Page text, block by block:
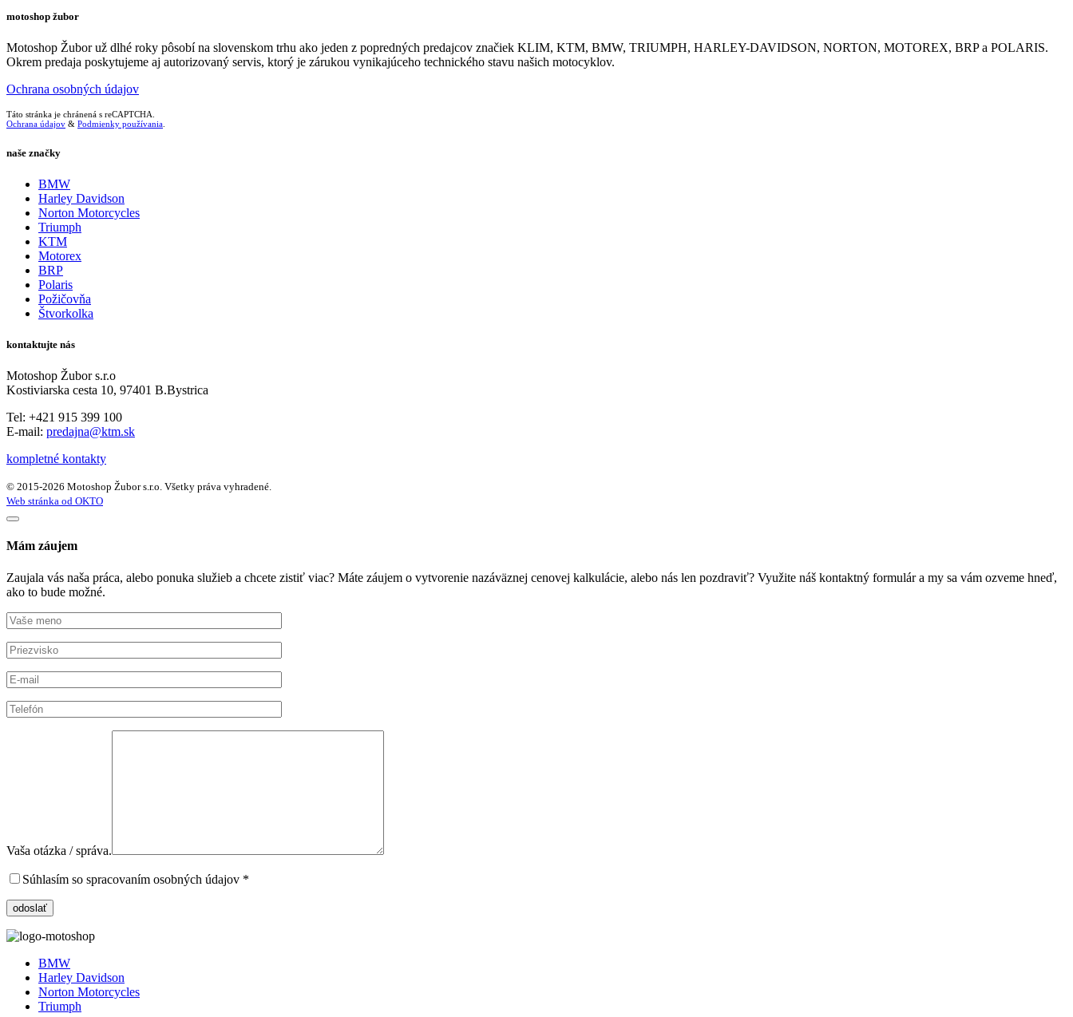
motoshop žubor
Motoshop Žubor už dlhé roky pôsobí na slovenskom trhu ako jeden z popredných predajcov značiek KLIM, KTM, BMW, TRIUMPH, HARLEY-DAVIDSON, NORTON, MOTOREX, BRP a POLARIS.
Okrem predaja poskytujeme aj autorizovaný servis, ktorý je zárukou vynikajúceho technického stavu našich motocyklov.
Ochrana osobných údajov
Táto stránka je chránená s reCAPTCHA.
Ochrana údajov & Podmienky používania.
naše značky
BMW
Harley Davidson
Norton Motorcycles
Triumph
KTM
Motorex
BRP
Polaris
Požičovňa
Štvorkolka
kontaktujte nás
Motoshop Žubor s.r.o
Kostiviarska cesta 10, 97401 B.Bystrica
Tel: +421 915 399 100
E-mail: predajna@ktm.sk
kompletné kontakty
© 2015-2026 Motoshop Žubor s.r.o. Všetky práva vyhradené.
Web stránka od OKTO
Mám záujem
Zaujala vás naša práca, alebo ponuka služieb a chcete zistiť viac? Máte záujem o vytvorenie nazáväznej cenovej kalkulácie, alebo nás len pozdraviť? Využite náš kontaktný formulár a my sa vám ozveme hneď,
ako to bude možné.
Vaša otázka / správa.
Súhlasím so spracovaním osobných údajov *
BMW
Harley Davidson
Norton Motorcycles
Triumph